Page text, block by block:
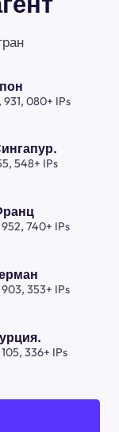
931, 080+ IPs
548+ IPs
952, 740+ IPs
903, 353+ IPs
105, 336+ IPs